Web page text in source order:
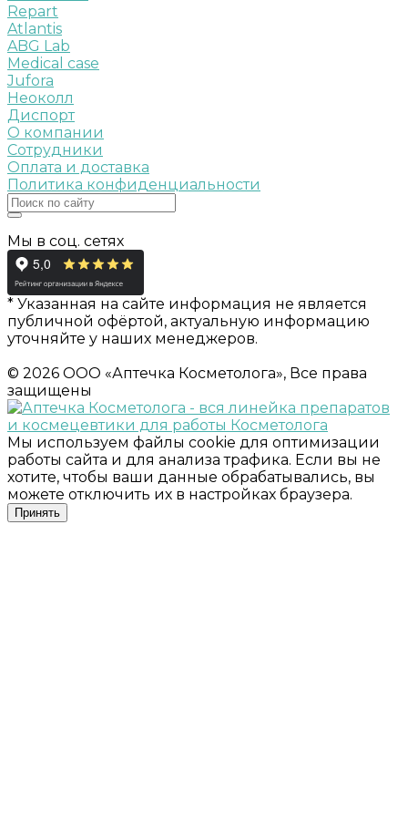
Repart
Atlantis
ABG Lab
Medical case
Jufora
Неоколл
Диспорт
О компании
Сотрудники
Оплата и доставка
Политика конфиденциальности
Мы в соц. сетях
* Указанная на сайте информация не является
публичной офёртой, актуальную информацию
уточняйте у наших менеджеров.
© 2026 ООО «Аптечка Косметолога», Все права
защищены
Мы используем файлы cookie для оптимизации
работы сайта и для анализа трафика. Если вы не
хотите, чтобы ваши данные обрабатывались, вы
можете отключить их в настройках браузера.
Принять